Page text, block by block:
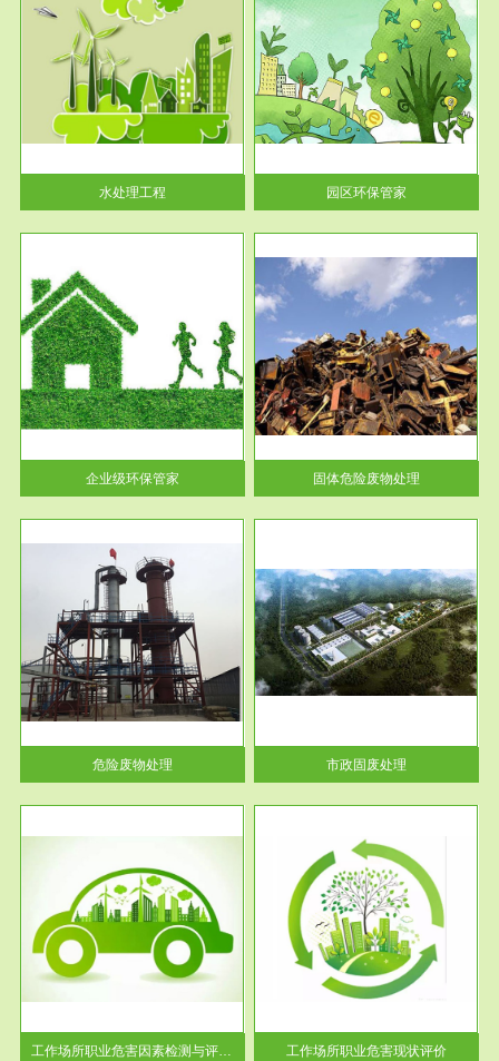
水处理工程
服务范围
园区环保管家
2016 年 4 月，环保部下发《关
于积极发挥环境保护作用促进供
给侧结...
园区环保管家
企业级环保管家
服务范围
固体危险废物处理
固体废物解释：固体废物是指人
们在生产建设、日常生活和其他
活动中...
固体危险废物处理
危险废物处理
服务范围
市政固废处理
蔚蓝生态环境科技所从事的市政
废物处理业务包括市政废物的处
理处...
市政固废处理
工作场所职业危害因素检测与评价...
服务范围
工作场所职业危害现状评价
【现状评价意义】：具体因素---
-通过质谱分析等多种手段明确
工作场...
工作场所职业危害现状评价